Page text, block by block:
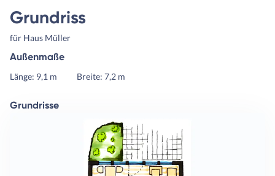
Grundriss
für Haus Müller
Außenmaße
Länge: 9,1 m Breite: 7,2 m
Grundrisse